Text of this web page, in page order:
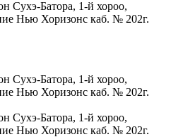
Сухэ-Батора, 1-й хороо,
Нью Хоризонс каб. № 202г.
Сухэ-Батора, 1-й хороо,
Нью Хоризонс каб. № 202г.
Сухэ-Батора, 1-й хороо,
Нью Хоризонс каб. № 202г.